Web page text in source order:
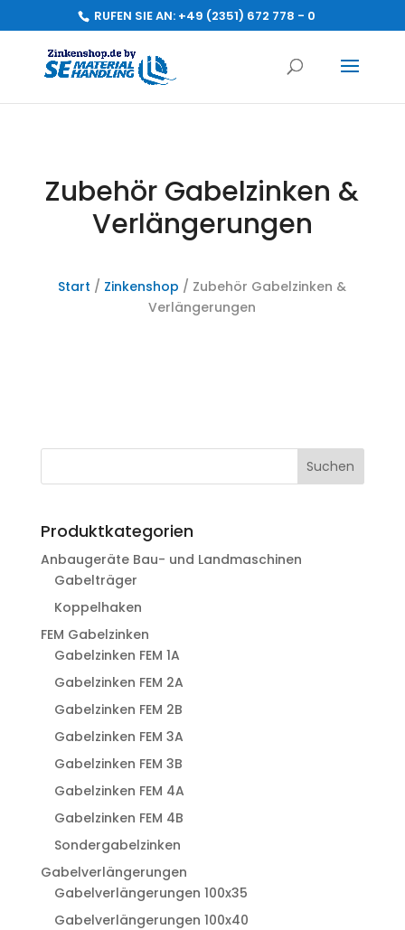
RUFEN SIE AN: +49 (2351) 672 778 - 0
Zubehör Gabelzinken &
Verlängerungen
Start / Zinkenshop / Zubehör Gabelzinken &
Verlängerungen
Suchen
Produktkategorien
Anbaugeräte Bau- und Landmaschinen
Gabelträger
Koppelhaken
FEM Gabelzinken
Gabelzinken FEM 1A
Gabelzinken FEM 2A
Gabelzinken FEM 2B
Gabelzinken FEM 3A
Gabelzinken FEM 3B
Gabelzinken FEM 4A
Gabelzinken FEM 4B
Sondergabelzinken
Gabelverlängerungen
Gabelverlängerungen 100x35
Gabelverlängerungen 100x40